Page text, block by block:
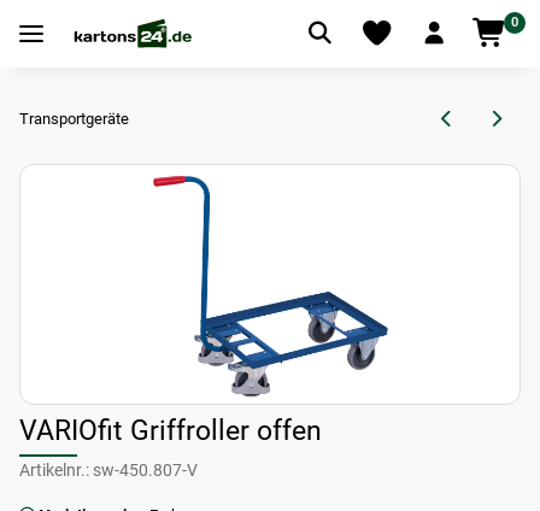
0
Transportgeräte
VARIOfit Griffroller offen
Artikelnr.: sw-450.807-V